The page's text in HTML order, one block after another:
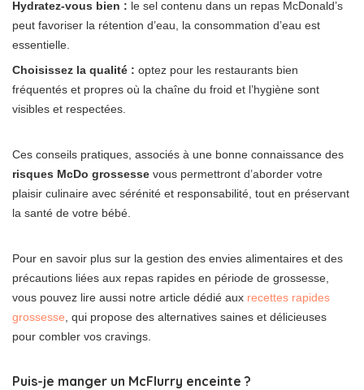
Hydratez-vous bien : le sel contenu dans un repas McDonald’s
peut favoriser la rétention d’eau, la consommation d’eau est
essentielle.
Choisissez la qualité : optez pour les restaurants bien
fréquentés et propres où la chaîne du froid et l’hygiène sont
visibles et respectées.
Ces conseils pratiques, associés à une bonne connaissance des
risques McDo grossesse vous permettront d’aborder votre
plaisir culinaire avec sérénité et responsabilité, tout en préservant
la santé de votre bébé.
Pour en savoir plus sur la gestion des envies alimentaires et des
précautions liées aux repas rapides en période de grossesse,
vous pouvez lire aussi notre article dédié aux recettes rapides
grossesse , qui propose des alternatives saines et délicieuses
pour combler vos cravings.
Puis-je manger un McFlurry enceinte ?